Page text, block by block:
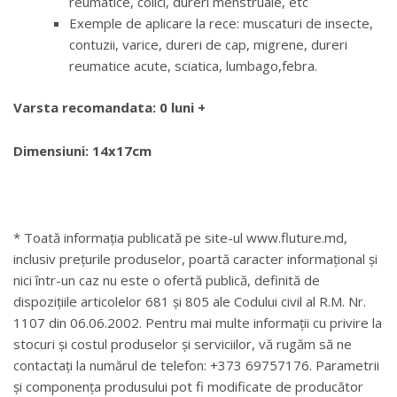
Exemple de aplicare la rece: muscaturi de insecte,
contuzii, varice, dureri de cap, migrene, dureri
reumatice acute, sciatica, lumbago,febra.
Varsta recomandata: 0 luni +
Dimensiuni: 14x17cm
* Toată informația publicată pe site-ul www.fluture.md,
inclusiv prețurile produselor, poartă caracter informațional și
nici într-un caz nu este o ofertă publică, definită de
dispozițiile articolelor 681 și 805 ale Codului civil al R.M. Nr.
1107 din 06.06.2002. Pentru mai multe informații cu privire la
stocuri și costul produselor și serviciilor, vă rugăm să ne
contactați la numărul de telefon: +373 69757176. Parametrii
și componența produsului pot fi modificate de producător